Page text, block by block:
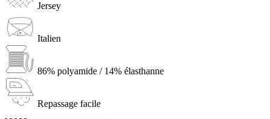
Jersey
Italien
86% polyamide / 14% élasthanne
Repassage facile